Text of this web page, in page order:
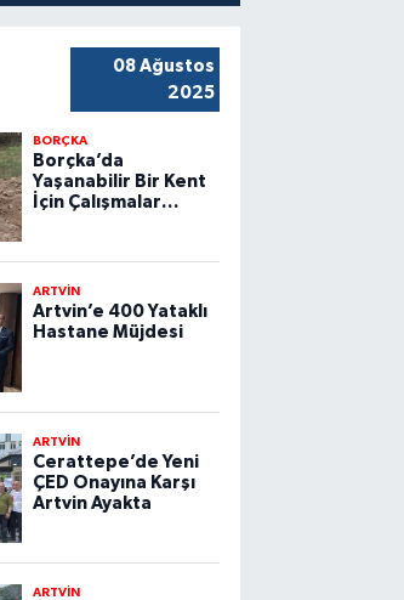
08 Ağustos
2025
BORÇKA
Borçka’da
Yaşanabilir Bir Kent
İçin Çalışmalar
ARTVİN
Artvin’e 400 Yataklı
Hastane Müjdesi
ARTVİN
Cerattepe’de Yeni
ÇED Onayına Karşı
Artvin Ayakta
ARTVİN